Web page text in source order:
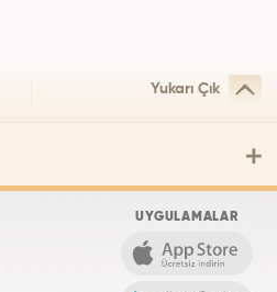
Yukarı Çık
UYGULAMALAR